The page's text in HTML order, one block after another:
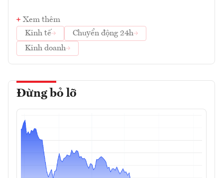
Xem thêm
Kinh tế
Chuyển động 24h
Kinh doanh
Đừng bỏ lỡ